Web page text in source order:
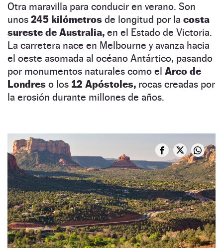
Otra maravilla para conducir en verano. Son
unos 245 kilómetros de longitud por la costa
sureste de Australia, en el Estado de Victoria.
La carretera nace en Melbourne y avanza hacia
el oeste asomada al océano Antártico, pasando
por monumentos naturales como el Arco de
Londres o los 12 Apóstoles, rocas creadas por
la erosión durante millones de años.